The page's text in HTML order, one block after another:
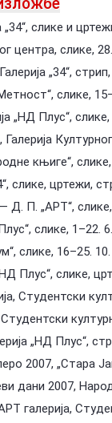
„34“, слике и
центра, слике,
„34“,
слике,
„НД Плус“,
, Галерија
књиге“,
слике, цртежи,
Д. П. „АРТ“,
слике, 1–22.
слике, 16–25.
Плус“, слике,
Студентски
Студентски
„НД Плус“,
2007, „Стара
дани 2007,
галерија,